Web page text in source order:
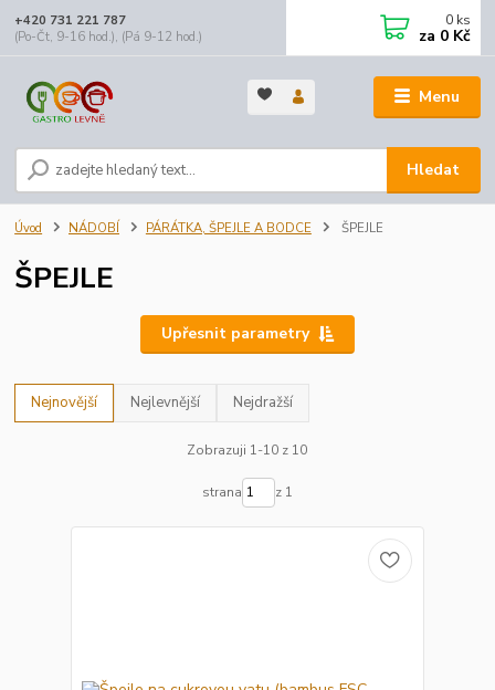
Menu
Hledat
+420 731 221 787
(Po-Čt, 9-16 hod.), (Pá 9-12 hod.)
0 ks
za 0 Kč
Úvod NÁDOBÍ PÁRÁTKA, ŠPEJLE A BODCE ŠPEJLE
ŠPEJLE
Upřesnit parametry
Nejnovější Nejlevnější Nejdražší
Zobrazuji 1-10 z 10
strana z 1